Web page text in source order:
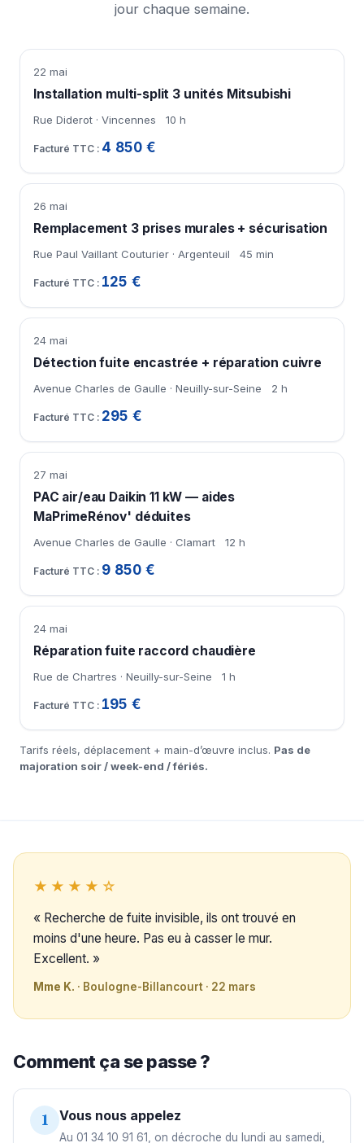
jour chaque semaine.
22 mai
Installation multi-split 3 unités Mitsubishi
Rue Diderot · Vincennes 10 h
4 850 €
26 mai
Remplacement 3 prises murales + sécurisation
Rue Paul Vaillant Couturier · Argenteuil 45 min
125 €
24 mai
Détection fuite encastrée + réparation cuivre
Avenue Charles de Gaulle · Neuilly-sur-Seine 2 h
295 €
27 mai
PAC air/eau Daikin 11 kW — aides
MaPrimeRénov' déduites
Avenue Charles de Gaulle · Clamart 12 h
9 850 €
24 mai
Réparation fuite raccord chaudière
Rue de Chartres · Neuilly-sur-Seine 1 h
195 €
Tarifs réels, déplacement + main-d’œuvre inclus. Pas de
majoration soir / week-end / fériés.
★★★★☆
« Recherche de fuite invisible, ils ont trouvé en
moins d'une heure. Pas eu à casser le mur.
Excellent. »
Mme K. · Boulogne-Billancourt · 22 mars
Comment ça se passe ?
1 Vous nous appelez
Au 01 34 10 91 61, on décroche du lundi au samedi,